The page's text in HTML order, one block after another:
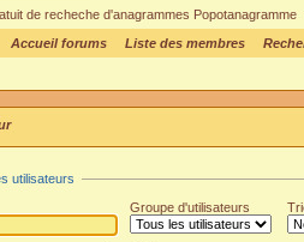
de recheche d'anagrammes Popotanagramme
Accueil forums Liste des membres
utilisateurs
Groupe d'utilisateurs